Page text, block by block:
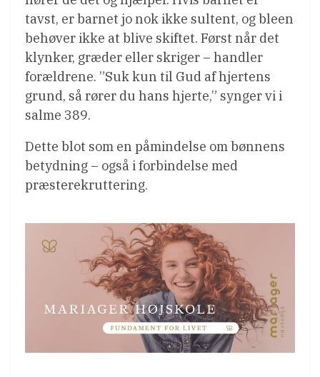
tavst, er barnet jo nok ikke sultent, og bleen
behøver ikke at blive skiftet. Først når det
klynker, græder eller skriger – handler
forældrene. ”Suk kun til Gud af hjertens
grund, så rører du hans hjerte,” synger vi i
salme 389.
Dette blot som en påmindelse om bønnens
betydning – også i forbindelse med
præsterekruttering.